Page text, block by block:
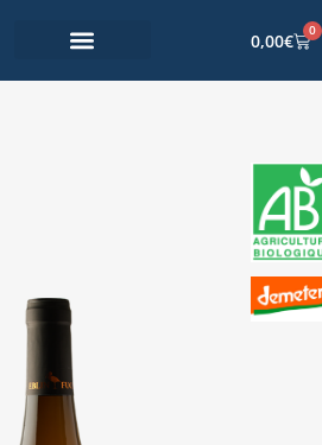
0,00€ 0